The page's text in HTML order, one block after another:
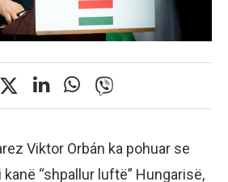
Viktor Orbán ka pohuar se
“shpallur luftë” Hungarisë,